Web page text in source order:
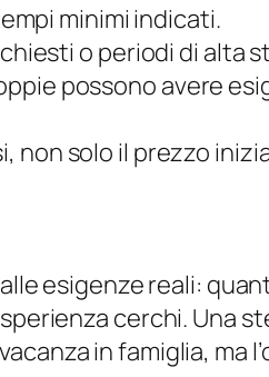
minimi indicati.
o periodi di alta
possono avere
non solo il prezzo
esigenze reali:
cerchi. Una
in famiglia, ma